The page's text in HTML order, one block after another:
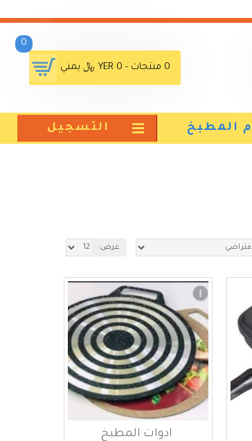
0 منتجات - YER 0 ﷼ يمني
0
المطبخ التسجيل
عرض:
ادوات المطبخ